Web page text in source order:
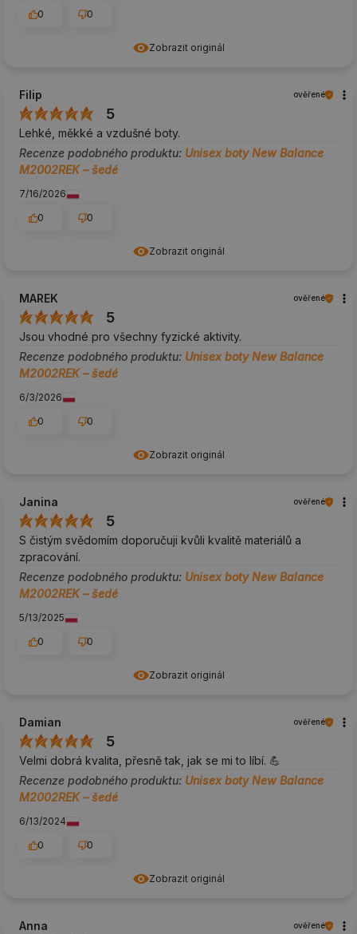
Zobrazit originál
0
0
Zobrazit originál
Filip ověřené
5
Lehké, měkké a vzdušné boty.
Recenze podobného produktu: Unisex boty New Balance
M2002REK – šedé
7/16/2026
0
0
Zobrazit originál
MAREK ověřené
5
Jsou vhodné pro všechny fyzické aktivity.
Recenze podobného produktu: Unisex boty New Balance
M2002REK – šedé
6/3/2026
0
0
Zobrazit originál
Janina ověřené
5
S čistým svědomím doporučuji kvůli kvalitě materiálů a
zpracování.
Recenze podobného produktu: Unisex boty New Balance
M2002REK – šedé
5/13/2025
0
0
Zobrazit originál
Damian ověřené
5
Velmi dobrá kvalita, přesně tak, jak se mi to líbí. 💪
Recenze podobného produktu: Unisex boty New Balance
M2002REK – šedé
6/13/2024
0
0
Anna ověřené